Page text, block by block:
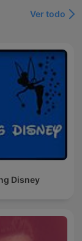
Ver todo
Disney